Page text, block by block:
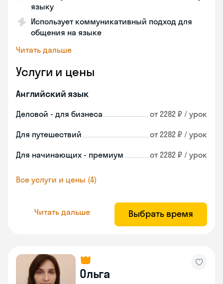
языку
Использует коммуникативный подход для
общения на языке
Читать дальше
Услуги и цены
Английский язык
Деловой - для бизнеса от 2282 ₽ / урок
Для путешествий от 2282 ₽ / урок
Для начинающих - премиум от 2282 ₽ / урок
Все услуги и цены (4)
Читать дальше Выбрать время
Ольга